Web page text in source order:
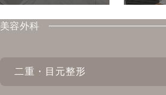
美容外科
二重・目元整形